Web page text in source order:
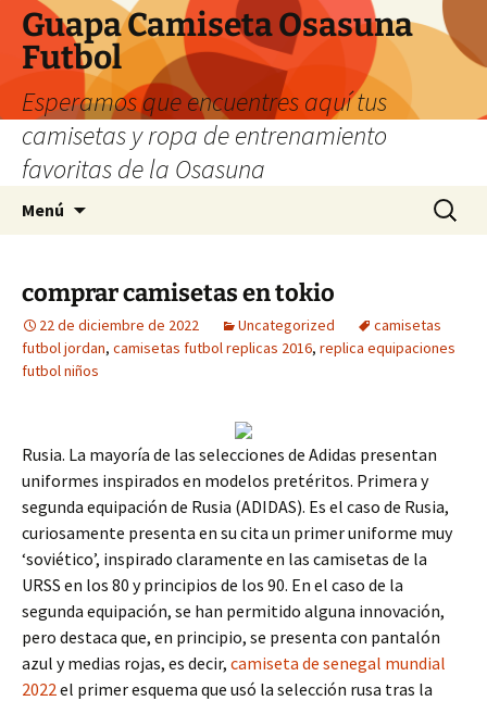
Guapa Camiseta Osasuna
Futbol
Esperamos que encuentres aquí tus
camisetas y ropa de entrenamiento
favoritas de la Osasuna
Menú Buscar:
comprar camisetas en tokio
22 de diciembre de 2022 Uncategorized
camisetas
futbol jordan, camisetas futbol replicas 2016, replica equipaciones
futbol niños
Rusia. La mayoría de las selecciones de Adidas presentan
uniformes inspirados en modelos pretéritos. Primera y
segunda equipación de Rusia (ADIDAS). Es el caso de Rusia,
curiosamente presenta en su cita un primer uniforme muy
‘soviético’, inspirado claramente en las camisetas de la
URSS en los 80 y principios de los 90. En el caso de la
segunda equipación, se han permitido alguna innovación,
pero destaca que, en principio, se presenta con pantalón
azul y medias rojas, es decir, camiseta de senegal mundial
2022el primer esquema que usó la selección rusa tras la